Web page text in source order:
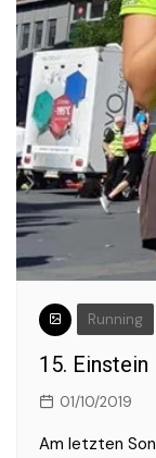
Running
15. Einstein
01/10/2019
Am letzten